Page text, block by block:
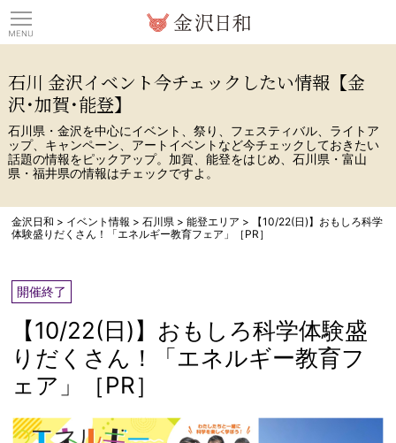
石川 金沢イベント今チェックしたい情報【金
沢･加賀･能登】
石川県・金沢を中心にイベント、祭り、フェスティバル、ライトア
ップ、キャンペーン、アートイベントなど今チェックしておきたい
話題の情報をピックアップ。加賀、能登をはじめ、石川県・富山
県・福井県の情報はチェックですよ。
金沢日和 > イベント情報 >石川県 >能登エリア >
【10/22(日)】おもしろ科学
体験盛りだくさん！「エネルギー教育フェア」［PR］
開催終了
【10/22(日)】おもしろ科学体験盛
りだくさん！「エネルギー教育フ
ェア」［PR］